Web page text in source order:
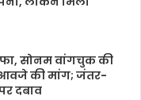
सोनम वांगचुक की
की मांग; जंतर-
दबाव